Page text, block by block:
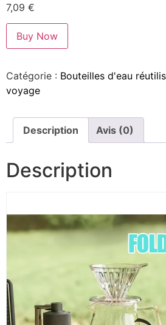
7,09 €
Buy Now
Catégorie : Bouteilles d'eau
voyage
Description Avis (0)
Description